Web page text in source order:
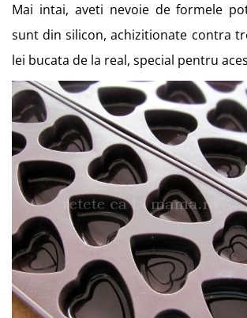
Mai intai, aveti nevoie de formele
sunt din silicon, achizitionate contra
lei bucata de la real, special pentru